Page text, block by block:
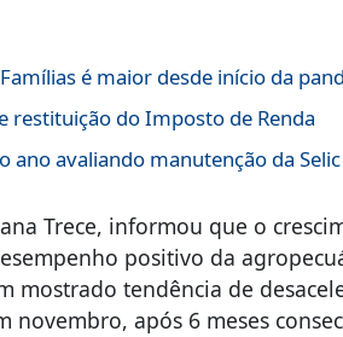
é maior desde início da
restituição do Imposto de Renda
avaliando manutenção da Selic
Trece, informou que o
positivo da
mostrado tendência de
novembro, após 6 meses